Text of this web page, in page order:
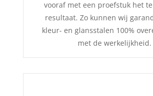
vooraf met een proefstuk het
resultaat. Zo kunnen wij
kleur- en glansstalen 100%
met de werkelijkheid.